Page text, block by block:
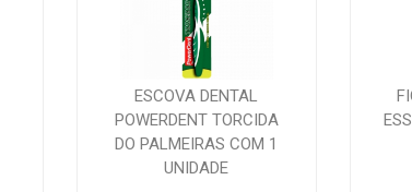
ESCOVA DENTAL
POWERDENT TORCIDA
DO PALMEIRAS COM 1
UNIDADE